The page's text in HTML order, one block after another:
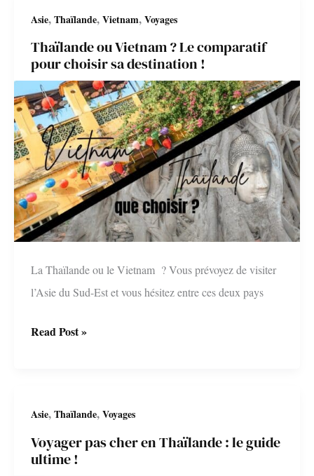
famille
:
le
guide
pratique
Asie,Thaïlande,Vietnam,Voyages
Thaïlande ou Vietnam ? Le comparatif
pour choisir sa destination !
La Thaïlande ou le Vietnam ? Vous prévoyez de visiter
l’Asie du Sud-Est et vous hésitez entre ces deux pays
Thaïlande
Le
comparatif
pour
Read Post »
Asie,Thaïlande,Voyages
Voyager pas cher en Thaïlande : le guide
ultime !